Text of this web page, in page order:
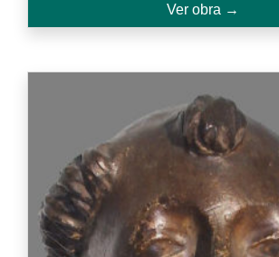
Ver obra →